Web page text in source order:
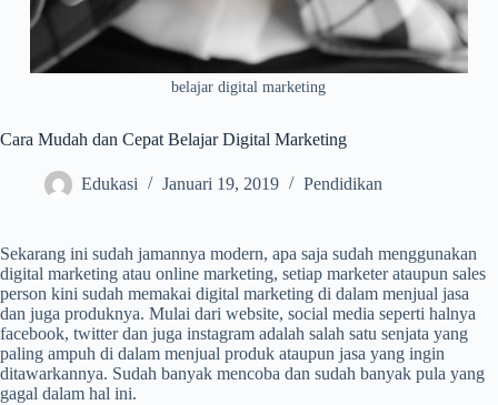
belajar digital marketing
Cara Mudah dan Cepat Belajar Digital Marketing
Edukasi Januari 19, 2019 Pendidikan
Sekarang ini sudah jamannya modern, apa saja sudah menggunakan
digital marketing atau online marketing, setiap marketer ataupun sales
person kini sudah memakai digital marketing di dalam menjual jasa
dan juga produknya. Mulai dari website, social media seperti halnya
facebook, twitter dan juga instagram adalah salah satu senjata yang
paling ampuh di dalam menjual produk ataupun jasa yang ingin
ditawarkannya. Sudah banyak mencoba dan sudah banyak pula yang
gagal dalam hal ini.